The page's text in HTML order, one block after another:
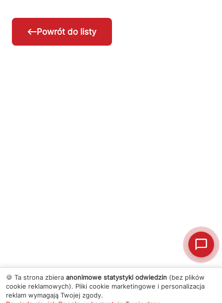
Powrót do listy
🍪 Ta strona zbiera anonimowe statystyki odwiedzin (bez plików
cookie reklamowych). Pliki cookie marketingowe i personalizacja
reklam wymagają Twojej zgody.